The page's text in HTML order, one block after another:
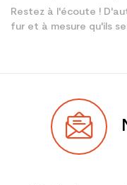
Restez à l'écoute !
fur et à mesure qu'ils